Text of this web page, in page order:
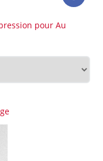
pour Au